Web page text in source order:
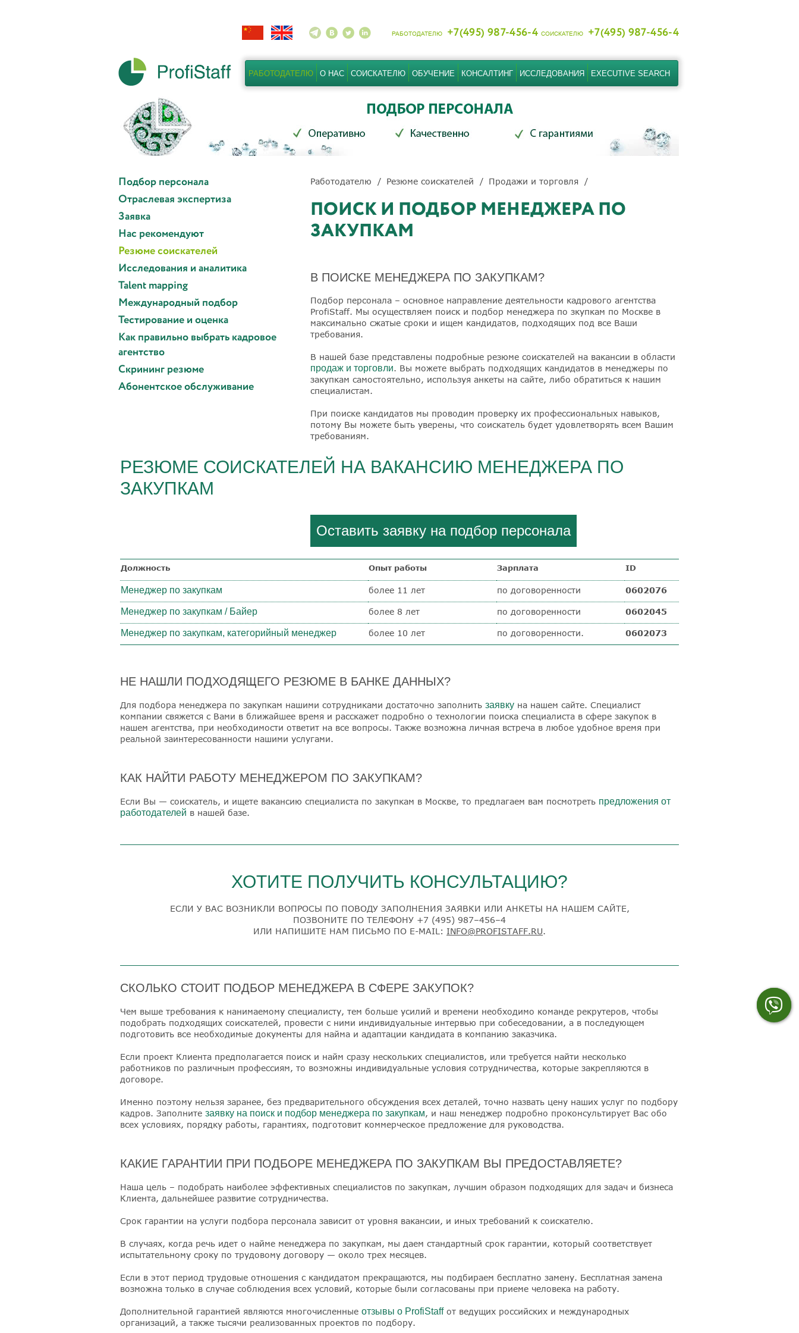
РАБОТОДАТЕЛЮ +7(495) 987-456-4 СОИСКАТЕЛЮ +7(495) 987-456-4
РАБОТОДАТЕЛЮ О НАС СОИСКАТЕЛЮ ОБУЧЕНИЕ КОНСАЛТИНГ ИССЛЕДОВАНИЯ EXECUTIVE SEARCH
Подбор персонала
Отраслевая экспертиза
Заявка
Нас рекомендуют
Резюме соискателей
Исследования и аналитика
Talent mapping
Международный подбор
Тестирование и оценка
Как правильно выбрать кадровое
агентство
Скрининг резюме
Абонентское обслуживание
Работодателю Резюме соискателей Продажи и торговля
ПОИСК И ПОДБОР МЕНЕДЖЕРА ПО
ЗАКУПКАМ
В ПОИСКЕ МЕНЕДЖЕРА ПО ЗАКУПКАМ?
Подбор персонала – основное направление деятельности кадрового агентства
ProfiStaff. Мы осуществляем поиск и подбор менеджера по зкупкам по Москве в
максимально сжатые сроки и ищем кандидатов, подходящих под все Ваши
требования.
В нашей базе представлены подробные резюме соискателей на вакансии в области
продаж и торговли. Вы можете выбрать подходящих кандидатов в менеджеры по
закупкам самостоятельно, используя анкеты на сайте, либо обратиться к нашим
специалистам.
При поиске кандидатов мы проводим проверку их профессиональных навыков,
потому Вы можете быть уверены, что соискатель будет удовлетворять всем Вашим
требованиям.
РЕЗЮМЕ СОИСКАТЕЛЕЙ НА ВАКАНСИЮ МЕНЕДЖЕРА ПО
ЗАКУПКАМ
Оставить заявку на подбор персонала
Должность Опыт работы Зарплата ID
Менеджер по закупкам более 11 лет по договоренности 0602076
Менеджер по закупкам / Байер более 8 лет по договоренности 0602045
Менеджер по закупкам, категорийный менеджер более 10 лет по договоренности. 0602073
НЕ НАШЛИ ПОДХОДЯЩЕГО РЕЗЮМЕ В БАНКЕ ДАННЫХ?
Для подбора менеджера по закупкам нашими сотрудниками достаточно заполнить заявку на нашем сайте. Специалист
компании свяжется с Вами в ближайшее время и расскажет подробно о технологии поиска специалиста в сфере закупок в
нашем агентства, при необходимости ответит на все вопросы. Также возможна личная встреча в любое удобное время при
реальной заинтересованности нашими услугами.
КАК НАЙТИ РАБОТУ МЕНЕДЖЕРОМ ПО ЗАКУПКАМ?
Если Вы — соискатель, и ищете вакансию специалиста по закупкам в Москве, то предлагаем вам посмотреть предложения от
работодателей в нашей базе.
ХОТИТЕ ПОЛУЧИТЬ КОНСУЛЬТАЦИЮ?
ЕСЛИ У ВАС ВОЗНИКЛИ ВОПРОСЫ ПО ПОВОДУ ЗАПОЛНЕНИЯ ЗАЯВКИ ИЛИ АНКЕТЫ НА НАШЕМ САЙТЕ,
ПОЗВОНИТЕ ПО ТЕЛЕФОНУ +7 (495) 987–456–4
ИЛИ НАПИШИТЕ НАМ ПИСЬМО ПО E-MAIL: INFO@PROFISTAFF.RU.
СКОЛЬКО СТОИТ ПОДБОР МЕНЕДЖЕРА В СФЕРЕ ЗАКУПОК?
Чем выше требования к нанимаемому специалисту, тем больше усилий и времени необходимо команде рекрутеров, чтобы
подобрать подходящих соискателей, провести с ними индивидуальные интервью при собеседовании, а в последующем
подготовить все необходимые документы для найма и адаптации кандидата в компанию заказчика.
Если проект Клиента предполагается поиск и найм сразу нескольких специалистов, или требуется найти несколько
работников по различным профессиям, то возможны индивидуальные условия сотрудничества, которые закрепляются в
договоре.
Именно поэтому нельзя заранее, без предварительного обсуждения всех деталей, точно назвать цену наших услуг по подбору
кадров. Заполните заявку на поиск и подбор менеджера по закупкам, и наш менеджер подробно проконсультирует Вас обо
всех условиях, порядку работы, гарантиях, подготовит коммерческое предложение для руководства.
КАКИЕ ГАРАНТИИ ПРИ ПОДБОРЕ МЕНЕДЖЕРА ПО ЗАКУПКАМ ВЫ ПРЕДОСТАВЛЯЕТЕ?
Наша цель – подобрать наиболее эффективных специалистов по закупкам, лучшим образом подходящих для задач и бизнеса
Клиента, дальнейшее развитие сотрудничества.
Срок гарантии на услуги подбора персонала зависит от уровня вакансии, и иных требований к соискателю.
В случаях, когда речь идет о найме менеджера по закупкам, мы даем стандартный срок гарантии, который соответствует
испытательному сроку по трудовому договору — около трех месяцев.
Если в этот период трудовые отношения с кандидатом прекращаются, мы подбираем бесплатно замену. Бесплатная замена
возможна только в случае соблюдения всех условий, которые были согласованы при приеме человека на работу.
Дополнительной гарантией являются многочисленные отзывы о ProfiStaffот ведущих российских и международных
организаций, а также тысячи реализованных проектов по подбору.